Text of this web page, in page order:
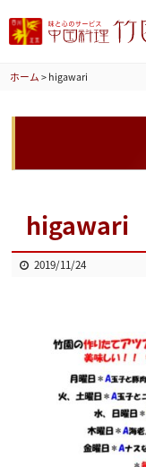
ホーム > higawari
higawari
2019/11/24